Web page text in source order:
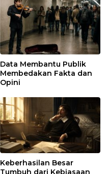
Data Membantu Publik
Membedakan Fakta dan
Opini
Keberhasilan Besar
Tumbuh dari Kebiasaan